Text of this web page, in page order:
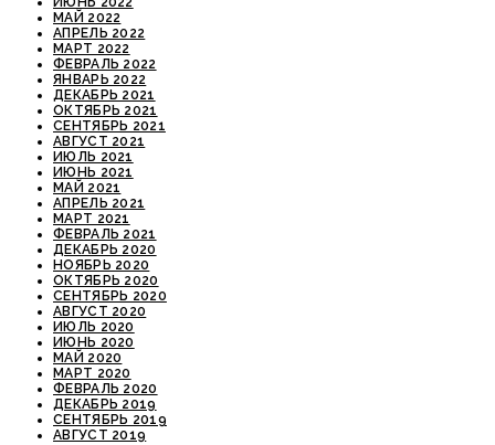
МАЙ 2022
АПРЕЛЬ 2022
МАРТ 2022
ФЕВРАЛЬ 2022
ЯНВАРЬ 2022
ДЕКАБРЬ 2021
ОКТЯБРЬ 2021
СЕНТЯБРЬ 2021
АВГУСТ 2021
ИЮЛЬ 2021
ИЮНЬ 2021
МАЙ 2021
АПРЕЛЬ 2021
МАРТ 2021
ФЕВРАЛЬ 2021
ДЕКАБРЬ 2020
НОЯБРЬ 2020
ОКТЯБРЬ 2020
СЕНТЯБРЬ 2020
АВГУСТ 2020
ИЮЛЬ 2020
ИЮНЬ 2020
МАЙ 2020
МАРТ 2020
ФЕВРАЛЬ 2020
ДЕКАБРЬ 2019
СЕНТЯБРЬ 2019
АВГУСТ 2019